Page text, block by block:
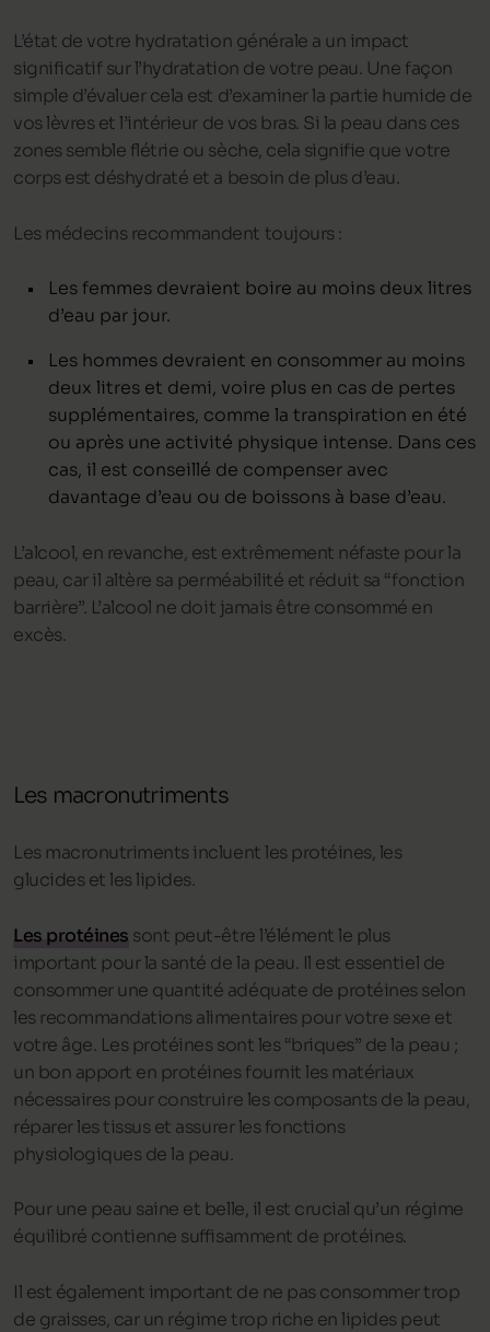
L’état de votre hydratation générale a un impact
significatif sur l’hydratation de votre peau. Une façon
simple d’évaluer cela est d’examiner la partie humide de
vos lèvres et l’intérieur de vos bras. Si la peau dans ces
zones semble flétrie ou sèche, cela signifie que votre
corps est déshydraté et a besoin de plus d’eau.
Les médecins recommandent toujours :
Les femmes devraient boire au moins deux litres
d’eau par jour.
Les hommes devraient en consommer au moins
deux litres et demi, voire plus en cas de pertes
supplémentaires, comme la transpiration en été
ou après une activité physique intense. Dans ces
cas, il est conseillé de compenser avec
davantage d’eau ou de boissons à base d’eau.
L’alcool, en revanche, est extrêmement néfaste pour la
peau, car il altère sa perméabilité et réduit sa “fonction
barrière”. L’alcool ne doit jamais être consommé en
excès.
Les macronutriments
Les macronutriments incluent les protéines, les
glucides et les lipides.
Les protéines sont peut-être l’élément le plus
important pour la santé de la peau. Il est essentiel de
consommer une quantité adéquate de protéines selon
les recommandations alimentaires pour votre sexe et
votre âge. Les protéines sont les “briques” de la peau ;
un bon apport en protéines fournit les matériaux
nécessaires pour construire les composants de la peau,
réparer les tissus et assurer les fonctions
physiologiques de la peau.
Pour une peau saine et belle, il est crucial qu’un régime
équilibré contienne suffisamment de protéines.
Il est également important de ne pas consommer trop
de graisses, car un régime trop riche en lipides peut